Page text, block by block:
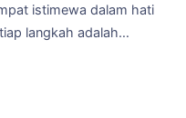
istimewa dalam hati
langkah adalah
dari agama Islam.